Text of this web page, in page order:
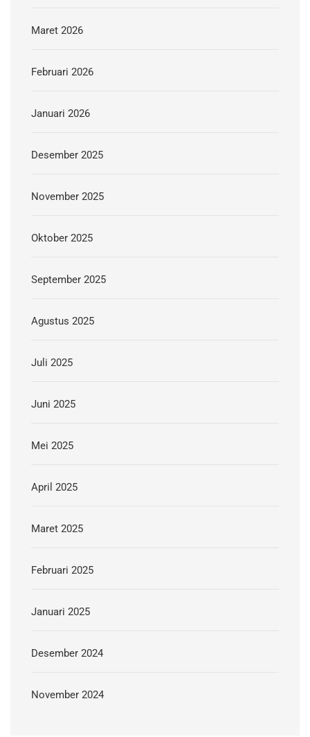
Maret 2026
Februari 2026
Januari 2026
Desember 2025
November 2025
Oktober 2025
September 2025
Agustus 2025
Juli 2025
Juni 2025
Mei 2025
April 2025
Maret 2025
Februari 2025
Januari 2025
Desember 2024
November 2024